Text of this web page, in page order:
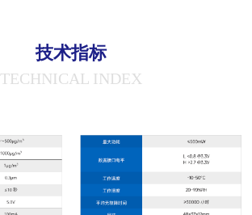
技术指标
TECHNICAL INDEX